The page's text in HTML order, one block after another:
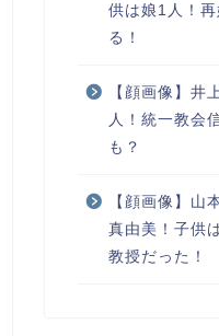
供は娘1人！
る！
【顔画像】井
人！統一教会
も？
【顔画像】山
真由美！子供
教授だった！